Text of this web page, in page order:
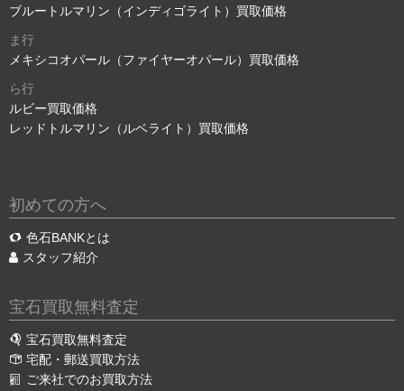
ブルートルマリン（インディゴライト）買取価格
ま行
メキシコオパール（ファイヤーオパール）買取価格
ら行
ルビー買取価格
レッドトルマリン（ルベライト）買取価格
初めての方へ
色石BANKとは
スタッフ紹介
宝石買取無料査定
宝石買取無料査定
宅配・郵送買取方法
ご来社でのお買取方法